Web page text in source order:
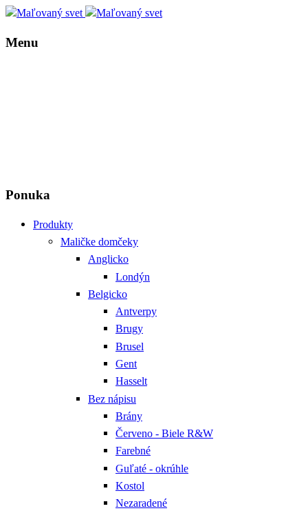
Menu
Ponuka
Produkty
Maličke domčeky
Anglicko
Londýn
Belgicko
Antverpy
Brugy
Brusel
Gent
Hasselt
Bez nápisu
Brány
Červeno - Biele R&W
Farebné
Guľaté - okrúhle
Kostol
Nezaradené